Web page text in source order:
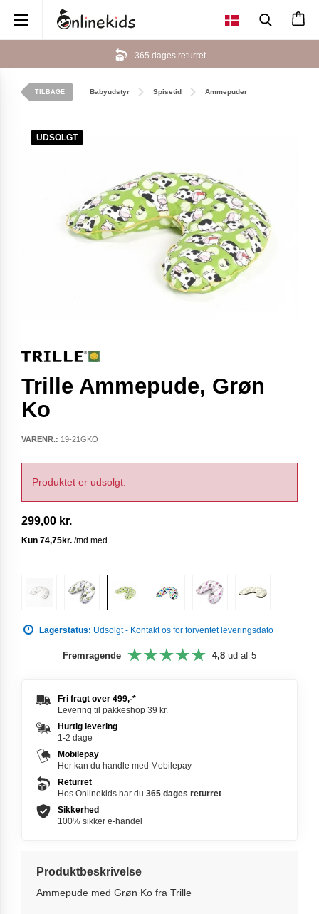
365 dages returret
TILBAGE Babyudstyr Spisetid Ammepuder
UDSOLGT
Trille Ammepude, Grøn
Ko
VARENR.: 19-21GKO
Produktet er udsolgt.
299,00 kr.
Lagerstatus: Udsolgt - Kontakt os for forventet leveringsdato
Fremragende 4,8 ud af 5
Fri fragt over 499,-*
Levering til pakkeshop 39 kr.
Hurtig levering
1-2 dage
Mobilepay
Her kan du handle med Mobilepay
Returret
Hos Onlinekids har du 365 dages returret
Sikkerhed
100% sikker e-handel
Produktbeskrivelse
Ammepude med Grøn Ko fra Trille